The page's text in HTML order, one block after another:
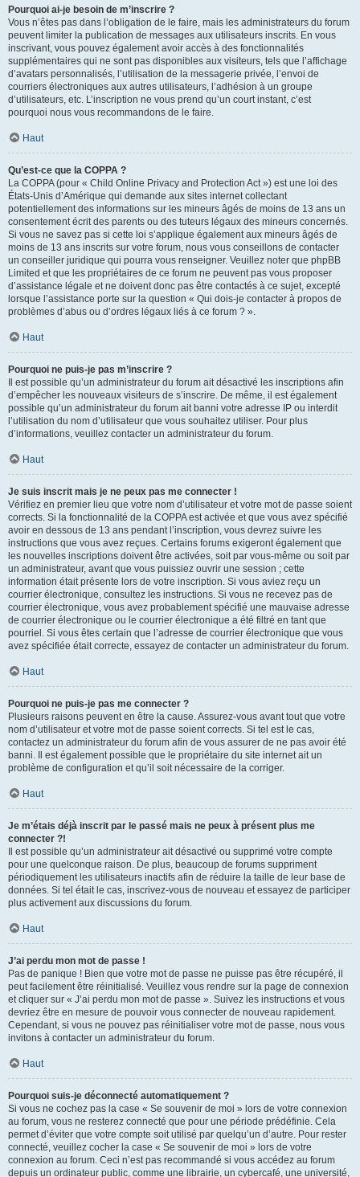
Pourquoi ai-je besoin de m’inscrire ?
Vous n’êtes pas dans l’obligation de le faire, mais les administrateurs du forum
peuvent limiter la publication de messages aux utilisateurs inscrits. En vous
inscrivant, vous pouvez également avoir accès à des fonctionnalités
supplémentaires qui ne sont pas disponibles aux visiteurs, tels que l’affichage
d’avatars personnalisés, l’utilisation de la messagerie privée, l’envoi de
courriers électroniques aux autres utilisateurs, l’adhésion à un groupe
d’utilisateurs, etc. L’inscription ne vous prend qu’un court instant, c’est
pourquoi nous vous recommandons de le faire.
Haut
Qu’est-ce que la COPPA ?
La COPPA (pour « Child Online Privacy and Protection Act ») est une loi des
États-Unis d’Amérique qui demande aux sites internet collectant
potentiellement des informations sur les mineurs âgés de moins de 13 ans un
consentement écrit des parents ou des tuteurs légaux des mineurs concernés.
Si vous ne savez pas si cette loi s’applique également aux mineurs âgés de
moins de 13 ans inscrits sur votre forum, nous vous conseillons de contacter
un conseiller juridique qui pourra vous renseigner. Veuillez noter que phpBB
Limited et que les propriétaires de ce forum ne peuvent pas vous proposer
d’assistance légale et ne doivent donc pas être contactés à ce sujet, excepté
lorsque l’assistance porte sur la question « Qui dois-je contacter à propos de
problèmes d’abus ou d’ordres légaux liés à ce forum ? ».
Haut
Pourquoi ne puis-je pas m’inscrire ?
Il est possible qu’un administrateur du forum ait désactivé les inscriptions afin
d’empêcher les nouveaux visiteurs de s’inscrire. De même, il est également
possible qu’un administrateur du forum ait banni votre adresse IP ou interdit
l’utilisation du nom d’utilisateur que vous souhaitez utiliser. Pour plus
d’informations, veuillez contacter un administrateur du forum.
Haut
Je suis inscrit mais je ne peux pas me connecter !
Vérifiez en premier lieu que votre nom d’utilisateur et votre mot de passe soient
corrects. Si la fonctionnalité de la COPPA est activée et que vous avez spécifié
avoir en dessous de 13 ans pendant l’inscription, vous devrez suivre les
instructions que vous avez reçues. Certains forums exigeront également que
les nouvelles inscriptions doivent être activées, soit par vous-même ou soit par
un administrateur, avant que vous puissiez ouvrir une session ; cette
information était présente lors de votre inscription. Si vous aviez reçu un
courrier électronique, consultez les instructions. Si vous ne recevez pas de
courrier électronique, vous avez probablement spécifié une mauvaise adresse
de courrier électronique ou le courrier électronique a été filtré en tant que
pourriel. Si vous êtes certain que l’adresse de courrier électronique que vous
avez spécifiée était correcte, essayez de contacter un administrateur du forum.
Haut
Pourquoi ne puis-je pas me connecter ?
Plusieurs raisons peuvent en être la cause. Assurez-vous avant tout que votre
nom d’utilisateur et votre mot de passe soient corrects. Si tel est le cas,
contactez un administrateur du forum afin de vous assurer de ne pas avoir été
banni. Il est également possible que le propriétaire du site internet ait un
problème de configuration et qu’il soit nécessaire de la corriger.
Haut
Je m’étais déjà inscrit par le passé mais ne peux à présent plus me
connecter ?!
Il est possible qu’un administrateur ait désactivé ou supprimé votre compte
pour une quelconque raison. De plus, beaucoup de forums suppriment
périodiquement les utilisateurs inactifs afin de réduire la taille de leur base de
données. Si tel était le cas, inscrivez-vous de nouveau et essayez de participer
plus activement aux discussions du forum.
Haut
J’ai perdu mon mot de passe !
Pas de panique ! Bien que votre mot de passe ne puisse pas être récupéré, il
peut facilement être réinitialisé. Veuillez vous rendre sur la page de connexion
et cliquer sur « J’ai perdu mon mot de passe ». Suivez les instructions et vous
devriez être en mesure de pouvoir vous connecter de nouveau rapidement.
Cependant, si vous ne pouvez pas réinitialiser votre mot de passe, nous vous
invitons à contacter un administrateur du forum.
Haut
Pourquoi suis-je déconnecté automatiquement ?
Si vous ne cochez pas la case « Se souvenir de moi » lors de votre connexion
au forum, vous ne resterez connecté que pour une période prédéfinie. Cela
permet d’éviter que votre compte soit utilisé par quelqu’un d’autre. Pour rester
connecté, veuillez cocher la case « Se souvenir de moi » lors de votre
connexion au forum. Ceci n’est pas recommandé si vous accédez au forum
depuis un ordinateur public, comme une librairie, un cybercafé, une université,